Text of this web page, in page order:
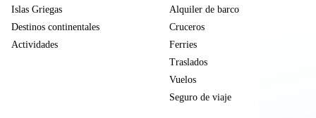
Islas Griegas
Destinos continentales
Actividades
Alquiler de barco
Cruceros
Ferries
Traslados
Vuelos
Seguro de viaje